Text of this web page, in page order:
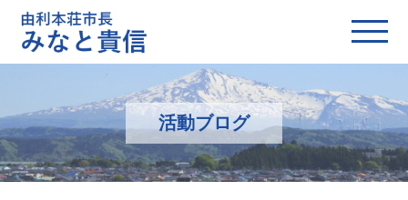
活動ブログ